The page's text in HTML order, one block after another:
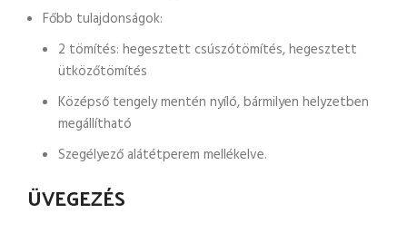
Főbb tulajdonságok:
2 tömítés: hegesztett csúszótömítés, hegesztett
ütközőtömítés
Középső tengely mentén nyíló, bármilyen helyzetben
megállítható
Szegélyező alátétperem mellékelve.
ÜVEGEZÉS